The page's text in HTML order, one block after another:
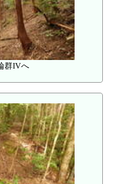
群IVへ